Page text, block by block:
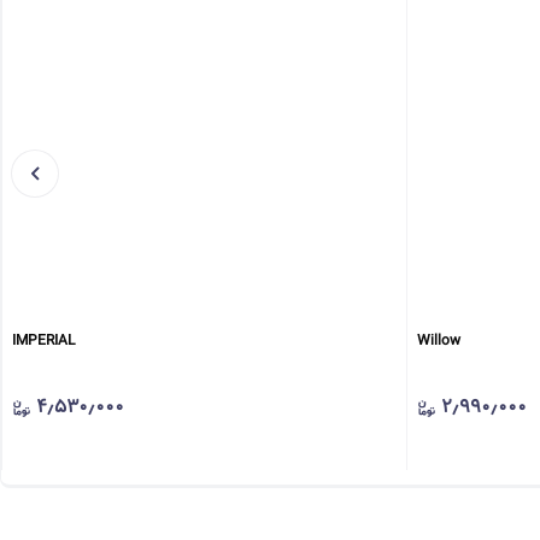
Willow
۲٫۹۹۰٫۰۰۰
IMPERIAL
۴٫۵۳۰٫۰۰۰